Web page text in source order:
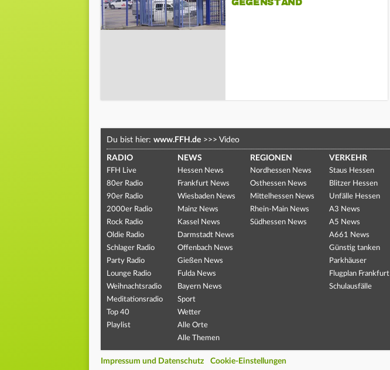
Du bist hier: www.FFH.de >>> Video
RADIO
FFH Live
80er Radio
90er Radio
2000er Radio
Rock Radio
Oldie Radio
Schlager Radio
Party Radio
Lounge Radio
Weihnachtsradio
Meditationsradio
Top 40
Playlist
NEWS
Hessen News
Frankfurt News
Wiesbaden News
Mainz News
Kassel News
Darmstadt News
Offenbach News
Gießen News
Fulda News
Bayern News
Sport
Wetter
Alle Orte
Alle Themen
REGIONEN
Nordhessen News
Osthessen News
Mittelhessen News
Rhein-Main News
Südhessen News
VERKEHR
Staus Hessen
Blitzer Hessen
Unfälle Hessen
A3 News
A5 News
A661 News
Günstig tanken
Parkhäuser
Flugplan Frankfurt
Schulausfälle
Impressum und Datenschutz Cookie-Einstellungen